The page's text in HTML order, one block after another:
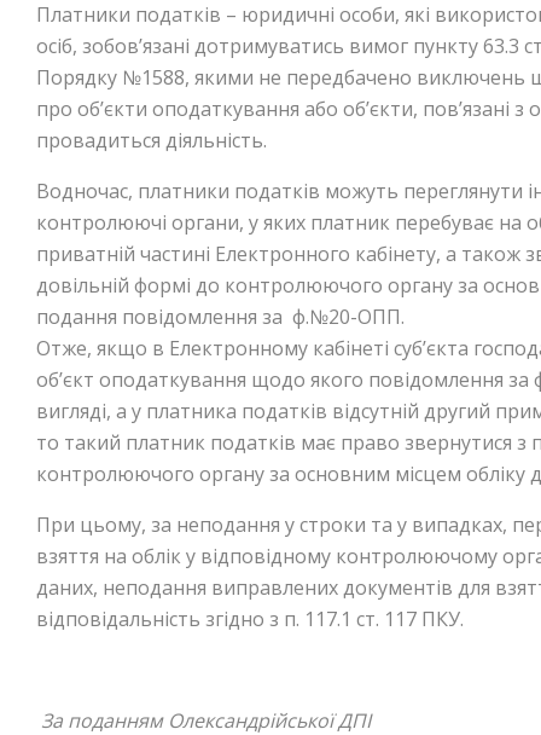
Платники податків – юридичні особи, які
осіб, зобов’язані дотримуватись вимог пункту 63.3
Порядку №1588, якими не передбачено виключень
про об’єкти оподаткування або об’єкти, пов’язані
провадиться діяльність.
Водночас, платники податків можуть переглянути
контролюючі органи, у яких платник перебуває на
приватній частині Електронного кабінету, а
довільній формі до контролюючого органу за
подання повідомлення за ф.№20-ОПП.
Отже, якщо в Електронному кабінеті суб’єкта
об’єкт оподаткування щодо якого повідомлення
вигляді, а у платника податків відсутній другий
то такий платник податків має право звернутися
контролюючого органу за основним місцем обліку
При цьому, за неподання у строки та у випадках,
взяття на облік у відповідному контролюючому
даних, неподання виправлених документів для
відповідальність згідно з п. 117.1 ст. 117 ПКУ.
За поданням Олександрійської ДПІ